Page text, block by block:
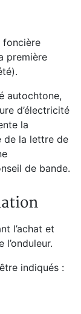
foncière
première
autochtone,
d’électricité
la
de la lettre de
de bande.
l’achat et
l’onduleur.
indiqués :